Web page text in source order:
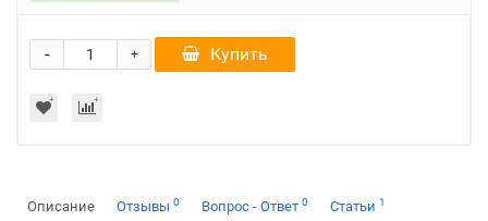
+
- Купить
Описание Отзывы 0 Вопрос - Ответ 0 Статьи 1